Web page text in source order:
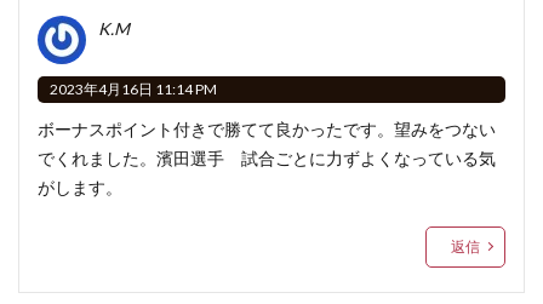
K.M
2023年4月16日 11:14 PM
ボーナスポイント付きで勝てて良かったです。望みをつない
でくれました。濱田選手 試合ごとに力ずよくなっている気
がします。
返信